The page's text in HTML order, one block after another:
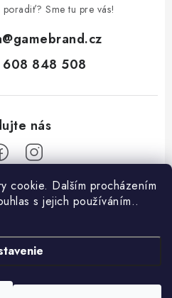
cookie. Dalším procházením
s jejich používáním..
Sme tu pre vás!
@gamebrand.cz
848 508